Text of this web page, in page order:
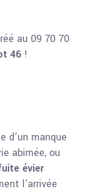
au 09 70 70
46 !
d’un manque
abimée, ou
évier
l’arrivée